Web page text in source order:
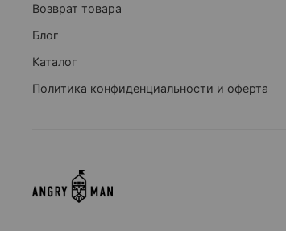
Возврат товара
Блог
Каталог
Политика конфиденциальности и оферта